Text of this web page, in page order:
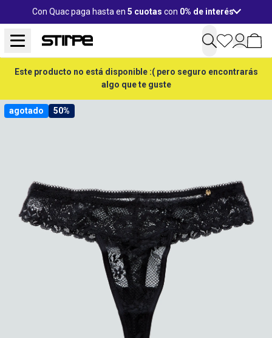
Con Quac paga hasta en 5 cuotas con 0% de interés
Este producto no está disponible :( pero seguro encontrarás
algo que te guste
agotado 50%